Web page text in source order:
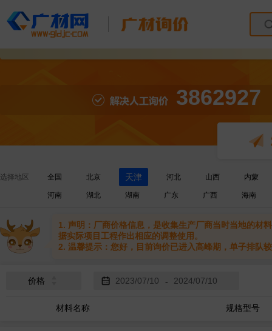
3862927
选择地区 全国 北京 天津 河北 山西 内蒙
河南 湖北 湖南 广东 广西 海南
1. 声明：厂商价格信息，是收集生产厂商当时当地的材
据实际项目工程作出相应的调整使用。
2. 温馨提示：您好，目前询价已进入高峰期，单子排队
价格 -
材料名称 规格型号